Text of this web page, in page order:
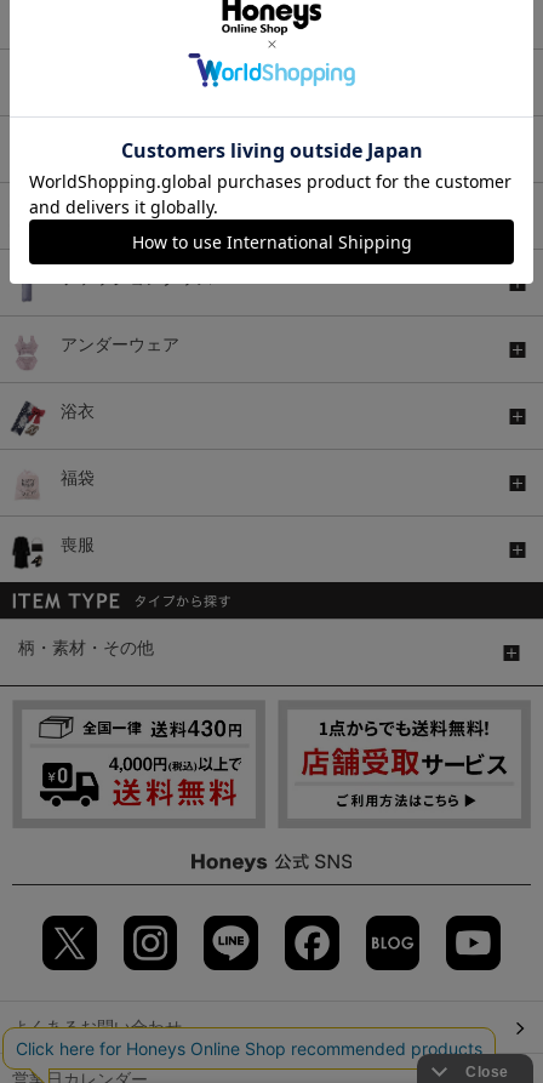
シューズ
アンダーウェア
浴衣
福袋
喪服
柄・素材・その他
よくあるお問い合わせ